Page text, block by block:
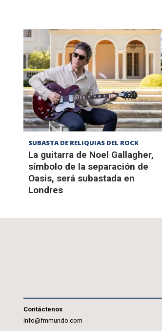
SUBASTA DE RELIQUIAS DEL ROCK
La guitarra de Noel Gallagher,
símbolo de la separación de
Oasis, será subastada en
Londres
Contáctenos
info@fmmundo.com